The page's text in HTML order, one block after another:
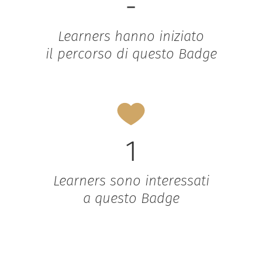
Learners hanno iniziato
il percorso di questo Badge
1
Learners sono interessati
a questo Badge